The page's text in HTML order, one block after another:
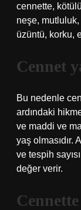
cennette,
neşe, mutluluk,
üzüntü, korku,
Cennet
Bu nedenle
ardındaki
ve maddi ve
yaş olmasıdır.
ve tespih
değer verir.